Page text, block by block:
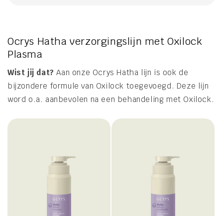
Ocrys Hatha verzorgingslijn met Oxilock
Plasma
Wist jij dat?Aan onze Ocrys Hatha lijn is ook de
bijzondere formule van Oxilock toegevoegd. Deze lijn
word o.a. aanbevolen na een behandeling met Oxilock.